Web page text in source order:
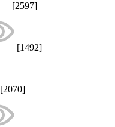
[2597]
[1492]
[2070]